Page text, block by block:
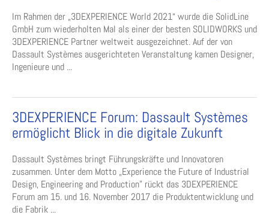
Im Rahmen der „3DEXPERIENCE World 2021“ wurde die SolidLine
GmbH zum wiederholten Mal als einer der besten SOLIDWORKS und
3DEXPERIENCE Partner weltweit ausgezeichnet. Auf der von
Dassault Systèmes ausgerichteten Veranstaltung kamen Designer,
Ingenieure und ...
3DEXPERIENCE Forum: Dassault Systèmes
ermöglicht Blick in die digitale Zukunft
Dassault Systèmes bringt Führungskräfte und Innovatoren
zusammen. Unter dem Motto „Experience the Future of Industrial
Design, Engineering and Production” rückt das 3DEXPERIENCE
Forum am 15. und 16. November 2017 die Produktentwicklung und
die Fabrik ...